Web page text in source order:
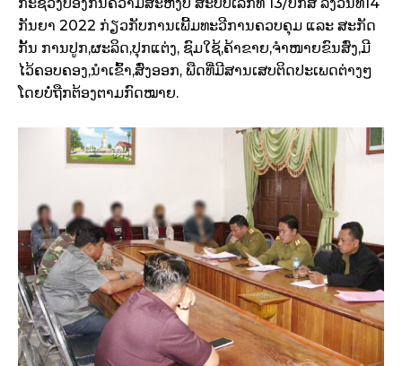
ກະຊວງປ້ອງກັນຄວາມສະຫງົບ ສະບັບເລກທີ 13/ປກສ ລົງວັນທີ14
ກັນຍາ 2022 ກ່ຽວກັບການເພີ້ມທະວີການຄວບຄຸມ ແລະ ສະກັດ
ກັ້ນ ການປູກ,ຜະລິດ,ປຸກແຕ່ງ, ຊົມໃຊ້,ຄ້າຂາຍ,ຈຳໜາຍຂົນສົ່ງ,ມີ
ໄວ້ຄອບຄອງ,ນຳເຂົ້າ,ສົ່ງອອກ, ພືດທີ່ມີສານເສບຕິດປະເພດຕ່າງໆ
ໂດຍບໍ່ຖືກຕ້ອງຕາມກົດໝາຍ.